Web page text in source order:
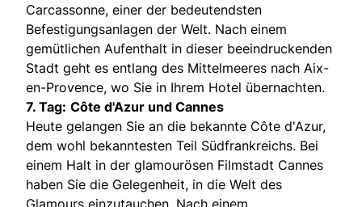
Carcassonne, einer der bedeutendsten
Befestigungsanlagen der Welt. Nach einem
gemütlichen Aufenthalt in dieser beeindruckenden
Stadt geht es entlang des Mittelmeeres nach Aix-
en-Provence, wo Sie in Ihrem Hotel übernachten.
7. Tag: Côte d'Azur und Cannes
Heute gelangen Sie an die bekannte Côte d'Azur,
dem wohl bekanntesten Teil Südfrankreichs. Bei
einem Halt in der glamourösen Filmstadt Cannes
haben Sie die Gelegenheit, in die Welt des